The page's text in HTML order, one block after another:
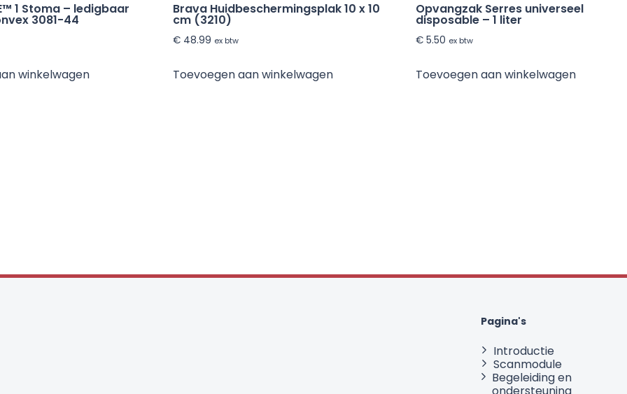
1 Stoma – ledigbaar
3081-44
winkelwagen
Brava Huidbeschermingsplak 10 x 10
cm (3210)
€48.99 ex btw
Toevoegen aan winkelwagen
Opvangzak Serres universeel
disposable – 1 liter
€ 5.50 ex btw
Toevoegen aan winkelwagen
Pagina's
Introductie
Scanmodule
Begeleiding en